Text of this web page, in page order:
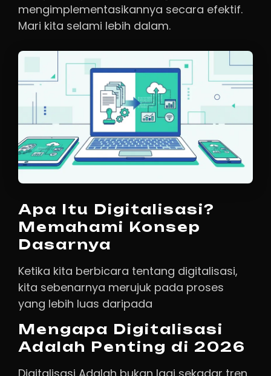
mengimplementasikannya secara efektif.
Mari kita selami lebih dalam.
Apa Itu Digitalisasi?
Memahami Konsep
Dasarnya
Ketika kita berbicara tentang digitalisasi,
kita sebenarnya merujuk pada proses
yang lebih luas daripada
Mengapa Digitalisasi
Adalah Penting di 2026